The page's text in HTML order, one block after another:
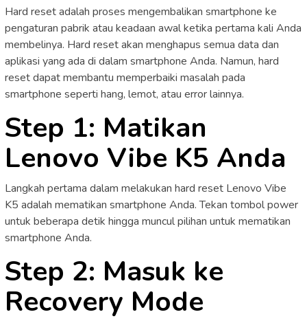
Hard reset adalah proses mengembalikan smartphone ke
pengaturan pabrik atau keadaan awal ketika pertama kali Anda
membelinya. Hard reset akan menghapus semua data dan
aplikasi yang ada di dalam smartphone Anda. Namun, hard
reset dapat membantu memperbaiki masalah pada
smartphone seperti hang, lemot, atau error lainnya.
Step 1: Matikan
Lenovo Vibe K5 Anda
Langkah pertama dalam melakukan hard reset Lenovo Vibe
K5 adalah mematikan smartphone Anda. Tekan tombol power
untuk beberapa detik hingga muncul pilihan untuk mematikan
smartphone Anda.
Step 2: Masuk ke
Recovery Mode